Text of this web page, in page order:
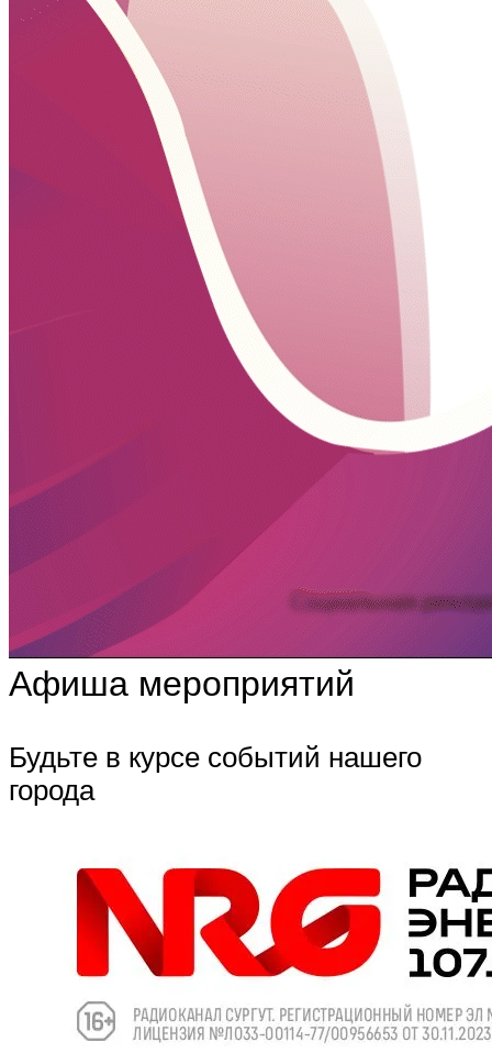
Афиша мероприятий
Будьте в курсе событий нашего
города